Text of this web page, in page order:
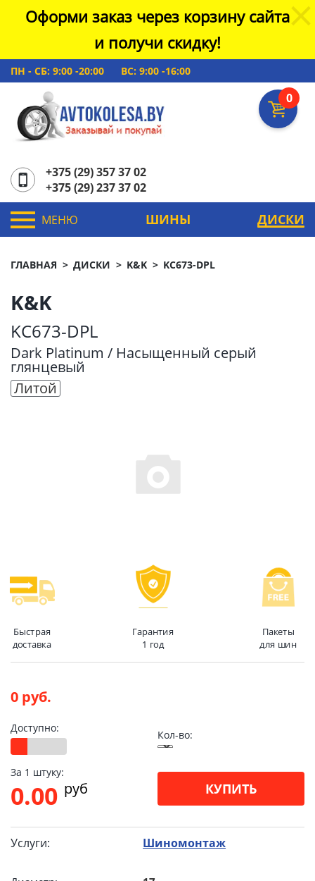
Оформи заказ через корзину сайта
и получи скидку!
ПН - СБ: 9:00 -20:00 ВС: 9:00 -16:00
0
+375 (29) 357 37 02
+375 (29) 237 37 02
МЕНЮ ШИНЫ ДИСКИ
ГЛАВНАЯ ДИСКИ K&K KC673-DPL
K&K
KC673-DPL
Dark Platinum / Насыщенный серый
глянцевый
Литой
Быстрая
доставка
Гарантия
1 год
Пакеты
для шин
0 руб.
Доступно:
Кол-во:
За 1 штуку:
0.00 pуб КУПИТЬ
Услуги: Шиномонтаж